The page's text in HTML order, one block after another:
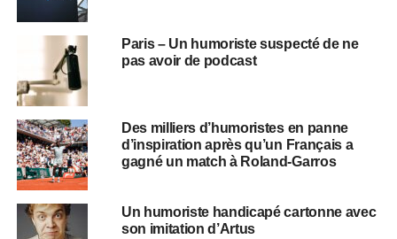
Paris – Un humoriste suspecté de ne
pas avoir de podcast
Des milliers d’humoristes en panne
d’inspiration après qu’un Français a
gagné un match à Roland-Garros
Un humoriste handicapé cartonne avec
son imitation d’Artus